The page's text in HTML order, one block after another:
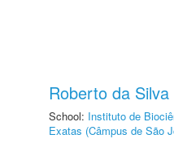
Roberto da Silva
School: Instituto de
Exatas (Câmpus de São